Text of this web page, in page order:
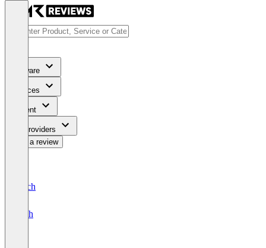
Software
Services
Content
For Providers
Write a review
Deutsch
English